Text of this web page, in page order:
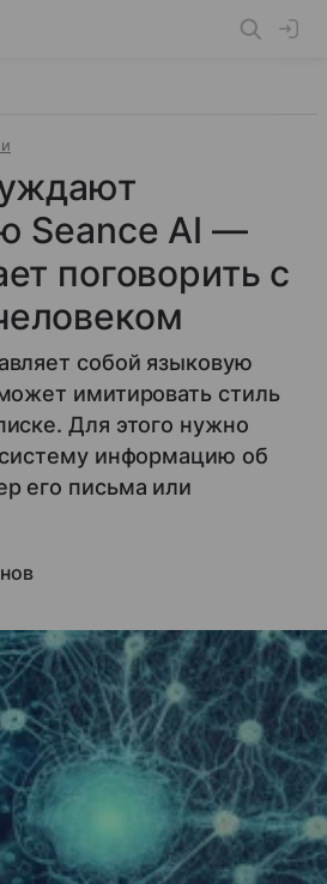
Seance AI —
поговорить с
собой языковую
имитировать стиль
Для этого нужно
систему информацию об
его письма или